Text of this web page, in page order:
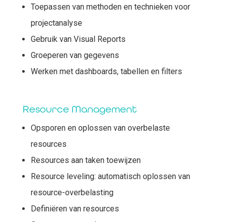
Toepassen van methoden en technieken voor
projectanalyse
Gebruik van Visual Reports
Groeperen van gegevens
Werken met dashboards, tabellen en filters
Resource Management
Opsporen en oplossen van overbelaste
resources
Resources aan taken toewijzen
Resource leveling: automatisch oplossen van
resource-overbelasting
Definiëren van resources